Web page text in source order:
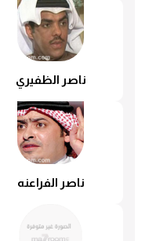
ناصر الظفيري
ناصر الفراعنه